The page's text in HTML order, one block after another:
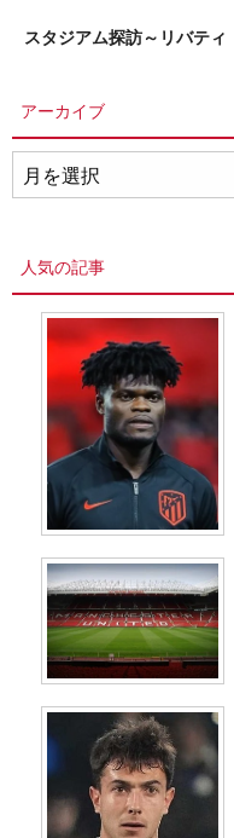
スタジアム探訪～リバティ
アーカイブ
ー
人気の記事